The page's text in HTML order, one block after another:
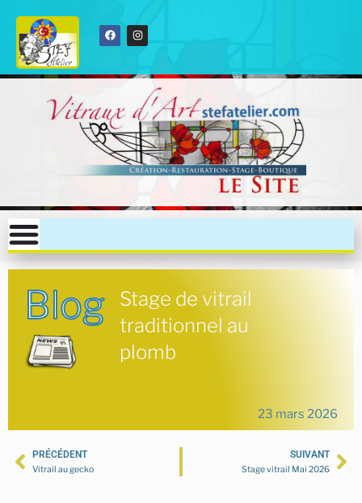
Blog
Stage de vitrail
traditionnel au
plomb
23 mars 2026
PRÉCÉDENT
Vitrail au gecko
SUIVANT
Stage vitrail Mai 2026